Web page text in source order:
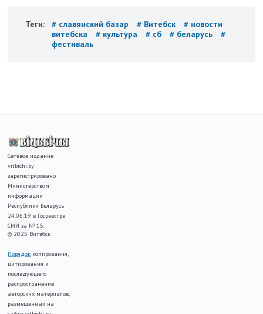
Теги: # славянский базар # Витебск
# новости
витебска
# культура # сб # беларусь
#
фестиваль
Сетевое издание
vitbichi.by
зарегистрировано
Министерством
информации
Республики Беларусь
24.06.19 в Госреестре
СМИ за № 15.
© 2025 Витебск
Порядок копирования,
цитирования и
последующего
распространение
авторских материалов,
размещенных на